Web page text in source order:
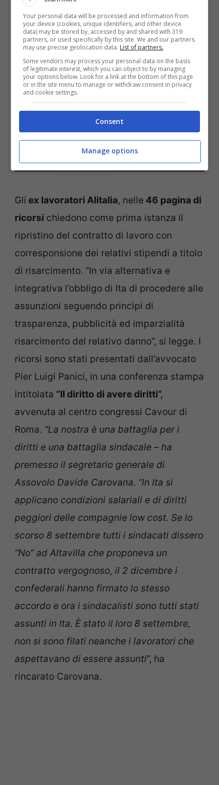
Leggi anche:Un 2021 da record per il Pil
italiano, i dati Istat
Gli ex lavoratori Alitalia, nelle 46 pagina di
ricorsi chiedono come prima istanza il
ripristino del contratto di lavoro con
corresponsione dei relativi stipendi a titolo
di risarcimento. “In via alternativa e
integrativa l’obbligo di Ita di procedere alle
assunzioni seguendo princìpi di
trasparenza, pubblicità ed imparzialità
risarcimento del relativo danno”, si legge. I
ricorsi sono stati presentati dall’avvocato
Pier Luigi Panici, in una conferenza stampa
intitolata “Il diritto di avere diritti”,
avvenuta al centro congressi Cavour di
Roma. “La nostra è una battaglia per i
diritti e una battaglia sindacale – ha
premesso il segretario generale di
Assovolo Davide Carovana. “In Ita si
applicano condizioni salariali e di diritti
peggiori delle compagnie low cost. Se lo
scorso 8 settembre tutti i sindacati dissero
“No” ad Altavilla che proponeva un
contratto vergognoso, il 2 dicembre i
confederali hanno firmato lo stesso
accordo e ora i sindacalisti sono tutti stati
assunti in Ita. È stato il loro 8 settembre,
non si sono filati neanche i lavoratori che
aspettavano di essere assunti“, ha
rincarato Carovana.
Your personal data will be processed and information from
your device (cookies, unique identifiers, and other device
data) may be stored by, accessed by and shared with 319
partners, or used specifically by this site. We and our partners
may use precise geolocation data. List of partners.
Some vendors may process your personal data on the basis
of legitimate interest, which you can object to by managing
your options below. Look for a link at the bottom of this page
or in the site menu to manage or withdraw consent in privacy
and cookie settings.
Consent
Manage options